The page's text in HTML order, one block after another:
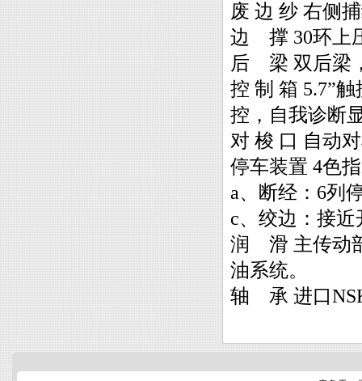
废 边 纱 右侧
边 撑 30环上
后 梁 双后梁
控 制 箱 5.7”
控，自我诊断
对 梭 口 自动
停车装置 4色
a、断经：6列
c、绞边：接
润 滑 主传动
油系统。
轴 承 进口